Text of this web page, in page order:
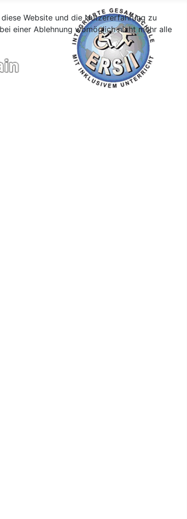
Website und die Nutzererfahrung zu
einer Ablehnung womöglich nicht mehr alle